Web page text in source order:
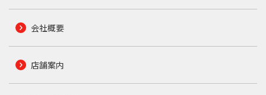
会社概要
店舗案内